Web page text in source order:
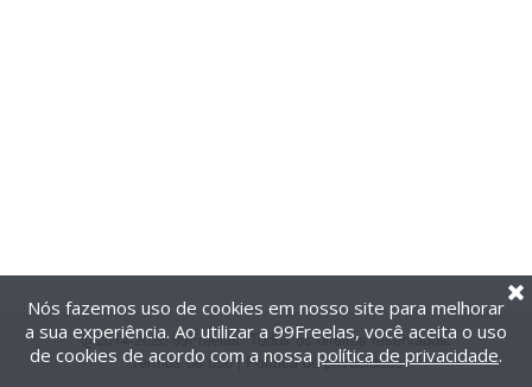
@2014-2026 99Freelas. Todos os direitos reservados.
Termos de uso| Política de privacidade
Nós fazemos uso de cookies em nosso site para melhorar
a sua experiência. Ao utilizar a 99Freelas, você aceita o uso
de cookies de acordo com a nossa política de privacidade.